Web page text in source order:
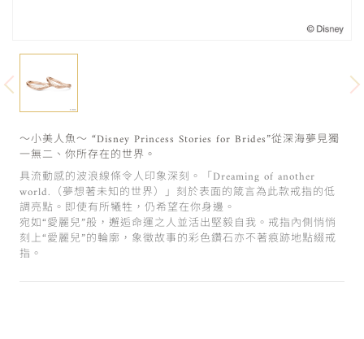
～小美人魚～ “Disney Princess Stories for Brides”從深海夢見獨
一無二、你所存在的世界。
具流動感的波浪線條令人印象深刻。「Dreaming of another
world.（夢想著未知的世界）」刻於表面的箴言為此款戒指的低
調亮點。即使有所犧牲，仍希望在你身邊。
宛如“愛麗兒”般，邂逅命運之人並活出堅毅自我。戒指內側悄悄
刻上“愛麗兒”的輪廓，象徵故事的彩色鑽石亦不著痕跡地點綴戒
指。